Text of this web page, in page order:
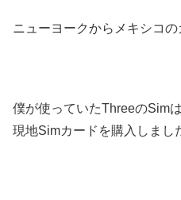
ニューヨークからメキシコの
僕が使っていたThreeのSim
現地Simカードを購入しまし